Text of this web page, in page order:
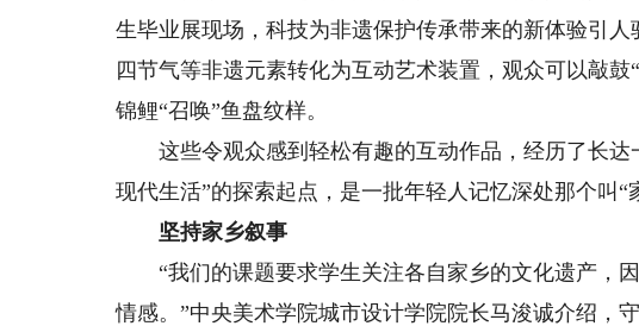
生毕业展现场，科技为非遗保护传承带来的新体验引
四节气等非遗元素转化为互动艺术装置，观众可以敲鼓
锦鲤“召唤”鱼盘纹样。
这些令观众感到轻松有趣的互动作品，经历了长达
现代生活”的探索起点，是一批年轻人记忆深处那个叫“
坚持家乡叙事
“我们的课题要求学生关注各自家乡的文化遗产，
情感。”中央美术学院城市设计学院院长马浚诚介绍，